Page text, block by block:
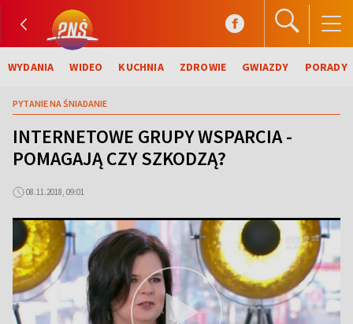
WYDANIA WIDEO KUCHNIA ZDROWIE GWIAZDY PORADY
PYTANIE NA ŚNIADANIE
INTERNETOWE GRUPY WSPARCIA -
POMAGAJĄ CZY SZKODZĄ?
08.11.2018, 09:01